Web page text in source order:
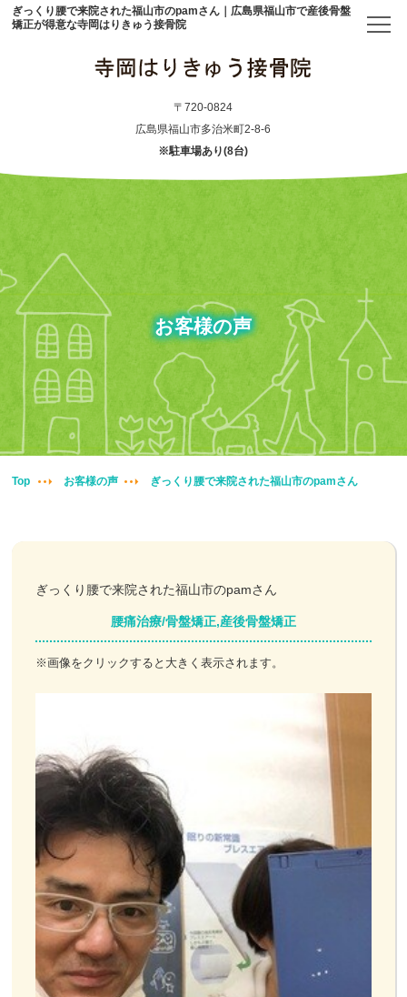
ぎっくり腰で来院された福山市のpamさん｜広島県福山市で産後骨盤
矯正が得意な寺岡はりきゅう接骨院
〒720-0824
広島県福山市多治米町2-8-6
※駐車場あり(8台)
初めての方へ
アクセス
メニュー・料金表
産後骨盤矯正
妊婦整体
鍼・灸・小児鍼
冷え性改善
訪問鍼灸
ニュース＆ブログ
お客様の声
お問い合わせ
LINE予約
お客様の声
Top お客様の声 ぎっくり腰で来院された福山市のpamさん
ぎっくり腰で来院された福山市のpamさん
腰痛治療/骨盤矯正,産後骨盤矯正
※画像をクリックすると大きく表示されます。